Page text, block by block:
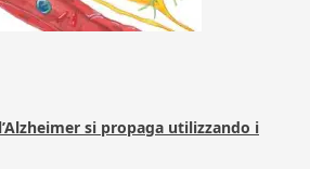
si propaga utilizzando i